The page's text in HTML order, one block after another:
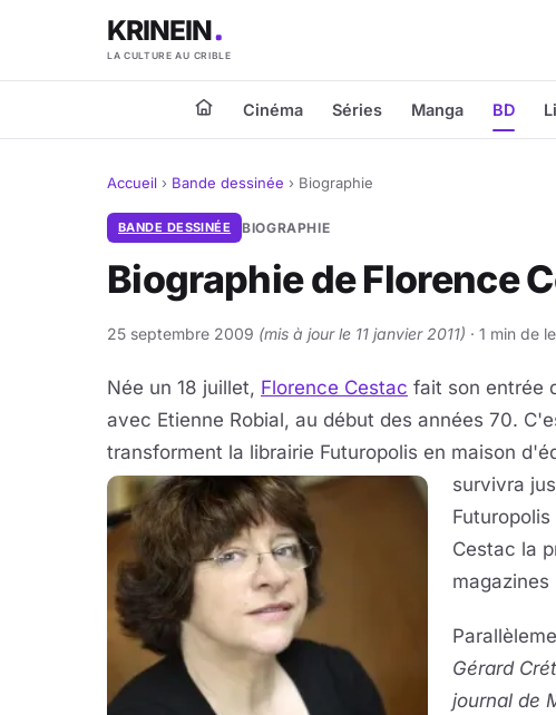
KRINEIN
LA CULTURE AU CRIBLE
Cinéma Séries Manga BD
Accueil › Bande dessinée › Biographie
BANDE DESSINÉE BIOGRAPHIE
Biographie de Florence
25 septembre 2009 (mis à jour le 11 janvier 2011) · 1 min de
Née un 18 juillet, Florence Cestac fait son entrée
avec Etienne Robial, au début des années 70.
transforment la librairie Futuropolis en maison
survivra
Cestac la
magazines
Gérard
journal de